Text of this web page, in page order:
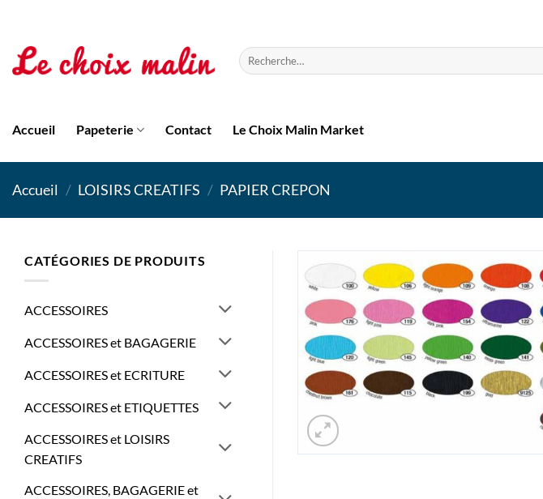
contenu
Recherche
pour :
Accueil Papeterie Contact Le Choix Malin Market
Accueil / LOISIRS CREATIFS / PAPIER CREPON
CATÉGORIES DE PRODUITS
ACCESSOIRES
ACCESSOIRES et BAGAGERIE
ACCESSOIRES et ECRITURE
ACCESSOIRES et ETIQUETTES
ACCESSOIRES et LOISIRS
CREATIFS
ACCESSOIRES, BAGAGERIE et